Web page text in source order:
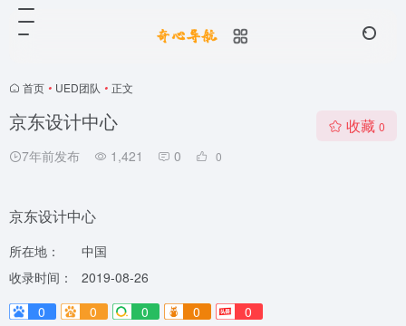
首页 • UED团队 • 正文
京东设计中心
7年前发布 1,421 0 0
收藏 0
京东设计中心
所在地：
中国
收录时间：
2019-08-26
0
0 0 0 0